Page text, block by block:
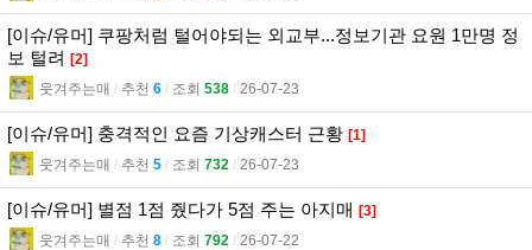
[이슈/유머] 쿠팡처럼 털어야되는 외교부...정보기관 요원 1만명 정
보 털려 [2]
웃겨주는매 l 추천 6 l 조회 538 l 26-07-23
[이슈/유머] 충격적인 요즘 기상캐스터 근황 [1]
웃겨주는매 l 추천 5 l 조회 732 l 26-07-23
[이슈/유머] 별점 1점 줬다가 5점 주는 아지매 [3]
웃겨주는매 l 추천 8 l 조회 792 l 26-07-22